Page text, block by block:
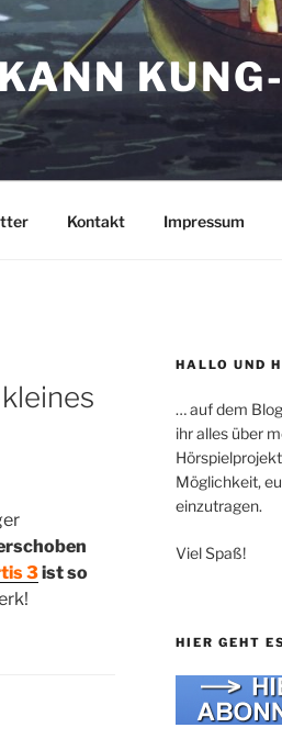
Kontakt Impressum
3ist so
HALLO UND
… auf dem
ihr alles über
Möglichkeit,
einzutragen.
Viel Spaß!
HIER GEHT